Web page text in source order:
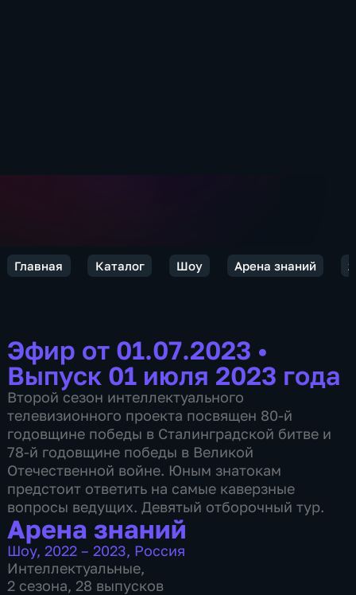
Главная Каталог Шоу Арена знаний
Эфир от 01.07.2023 •
Выпуск 01 июля 2023 года
Второй сезон интеллектуального
телевизионного проекта посвящен 80-й
годовщине победы в Сталинградской битве и
78-й годовщине победы в Великой
Отечественной войне. Юным знатокам
предстоит ответить на самые каверзные
вопросы ведущих. Девятый отборочный тур.
Арена знаний
Шоу,2022 – 2023, Россия
Интеллектуальные,
2 сезона, 28 выпусков